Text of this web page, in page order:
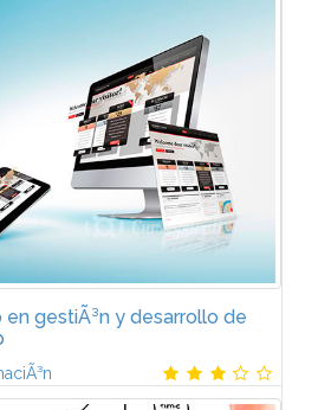
y mercado OrÃ­genes
de los videojuegos.
del videojuego. Internet y
en gestiÃ³n y desarrollo de